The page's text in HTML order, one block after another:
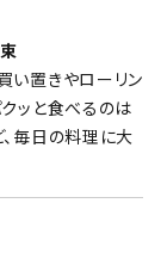
い置きやローリン
ッと食べるのは
毎日の料理に大